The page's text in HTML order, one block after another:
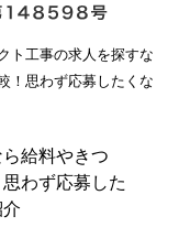
ト工事の求人を探すな
！思わず応募したくな
給料やきつ
わず応募した